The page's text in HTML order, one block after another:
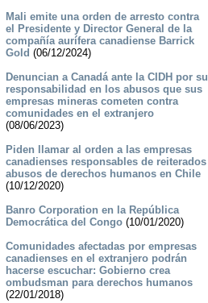
Mali emite una orden de arresto contra
el Presidente y Director General de la
compañía aurífera canadiense Barrick
Gold (06/12/2024)
Denuncian a Canadá ante la CIDH por su
responsabilidad en los abusos que sus
empresas mineras cometen contra
comunidades en el extranjero
(08/06/2023)
Piden llamar al orden a las empresas
canadienses responsables de reiterados
abusos de derechos humanos en Chile
(10/12/2020)
Banro Corporation en la República
Democrática del Congo(10/01/2020)
Comunidades afectadas por empresas
canadienses en el extranjero podrán
hacerse escuchar: Gobierno crea
ombudsman para derechos humanos
(22/01/2018)